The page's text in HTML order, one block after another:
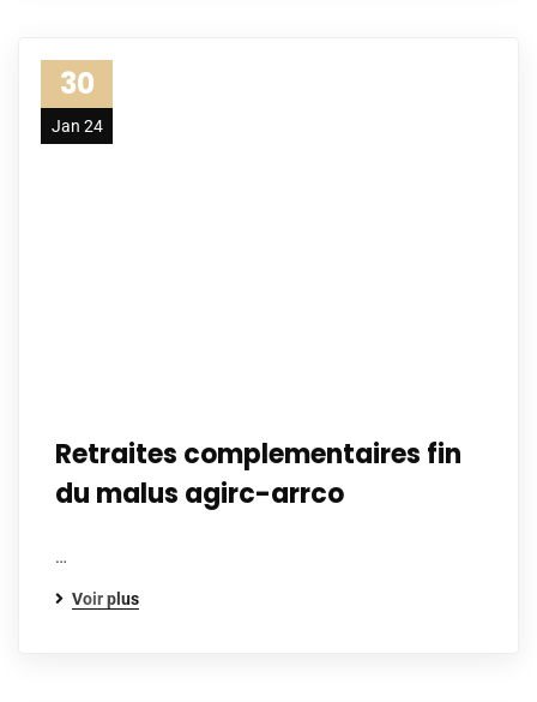
30
Jan 24
Retraites complementaires fin
du malus agirc-arrco
…
Voir plus